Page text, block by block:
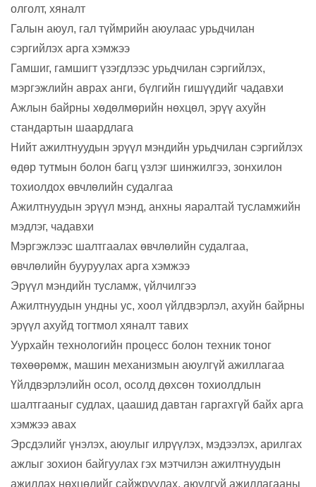
олголт, хяналт
Галын аюул, гал түймрийн аюулаас урьдчилан
сэргийлэх арга хэмжээ
Гамшиг, гамшигт үзэгдлээс урьдчилан сэргийлэх,
мэргэжлийн аврах анги, бүлгийн гишүүдийг чадавхи
Ажлын байрны хөдөлмөрийн нөхцөл, эрүү ахуйн
стандартын шаардлага
Нийт ажилтнуудын эрүүл мэндийн урьдчилан сэргийлэх
өдөр тутмын болон багц үзлэг шинжилгээ, зонхилон
тохиолдох өвчлөлийн судалгаа
Ажилтнуудын эрүүл мэнд, анхны яаралтай тусламжийн
мэдлэг, чадавхи
Мэргэжлээс шалтгаалах өвчлөлийн судалгаа,
өвчлөлийн бууруулах арга хэмжээ
Эрүүл мэндийн тусламж, үйлчилгээ
Ажилтнуудын ундны ус, хоол үйлдвэрлэл, ахуйн байрны
эрүүл ахуйд тогтмол хяналт тавих
Уурхайн технологийн процесс болон техник тоног
төхөөрөмж, машин механизмын аюулгүй ажиллагаа
Үйлдвэрлэлийн осол, осолд дөхсөн тохиолдлын
шалтгааныг судлах, цаашид давтан гаргахгүй байх арга
хэмжээ авах
Эрсдэлийг үнэлэх, аюулыг илрүүлэх, мэдээлэх, арилгах
ажлыг зохион байгуулах гэх мэтчилэн ажилтнуудын
ажиллах нөхцөлийг сайжруулах, аюулгүй ажиллагааны